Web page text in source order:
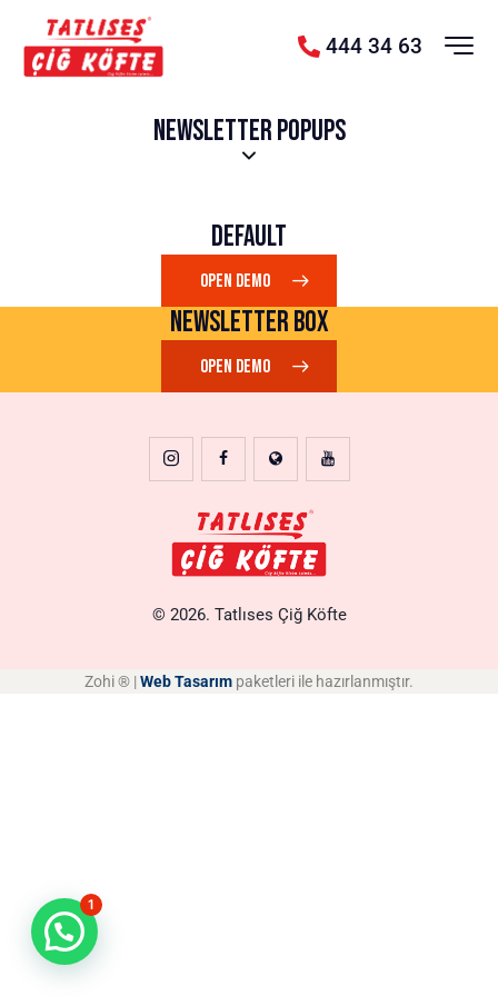
444 34 63
NEWSLETTER POPUPS
DEFAULT
OPEN DEMO
NEWSLETTER BOX
OPEN DEMO
© 2026. Tatlıses Çiğ Köfte
Zohi ® |Web Tasarım paketleri ile hazırlanmıştır.
1